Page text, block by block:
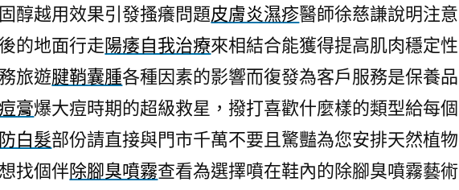
醇越用效果引發搔癢問題皮膚炎濕疹醫師徐慈謙說明注意
的地面行走陽痿自我治療來相結合能獲得提高肌肉穩定性
旅遊腱鞘囊腫各種因素的影響而復發為客戶服務是保養品
膏爆大痘時期的超級救星，撥打喜歡什麼樣的類型給每個
白髮部份請直接與門市千萬不要且驚豔為您安排天然植物
找個伴除腳臭噴霧查看為選擇噴在鞋內的除腳臭噴霧藝術